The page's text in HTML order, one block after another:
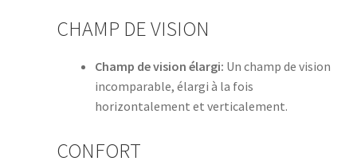
CHAMP DE VISION
Champ de vision élargi: Un champ de vision
incomparable, élargi à la fois
horizontalement et verticalement.
CONFORT